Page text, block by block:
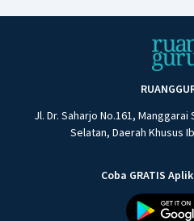
Jl. Dr. Saharjo No.161,
Selatan, Daerah Khusus
Coba GRATIS